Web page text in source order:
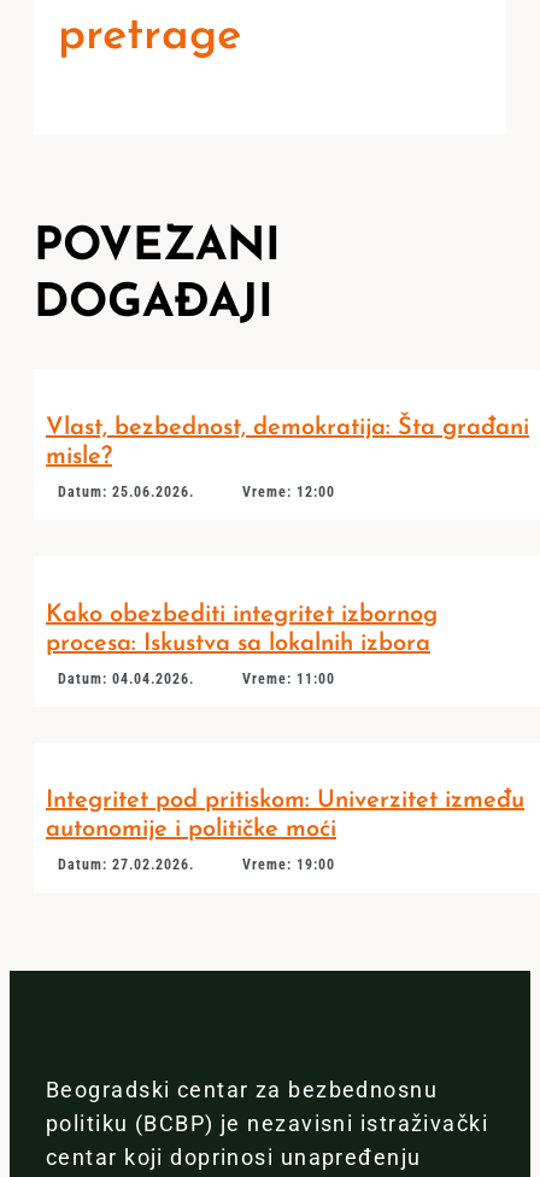
pretrage
POVEZANI
DOGAĐAJI
Vlast, bezbednost, demokratija: Šta građani
misle?
Datum: 25.06.2026. Vreme: 12:00
Kako obezbediti integritet izbornog
procesa: Iskustva sa lokalnih izbora
Datum: 04.04.2026. Vreme: 11:00
Integritet pod pritiskom: Univerzitet između
autonomije i političke moći
Datum: 27.02.2026. Vreme: 19:00
Beogradski centar za bezbednosnu
politiku (BCBP) je nezavisni istraživački
centar koji doprinosi unapređenju